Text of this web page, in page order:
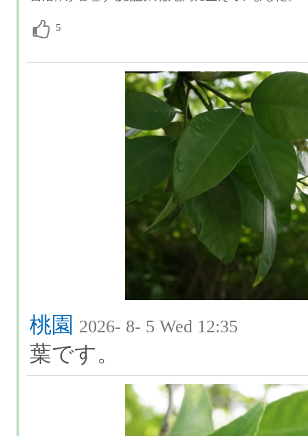
桃園 2026- 8- 5 Wed 12:35
葉です。